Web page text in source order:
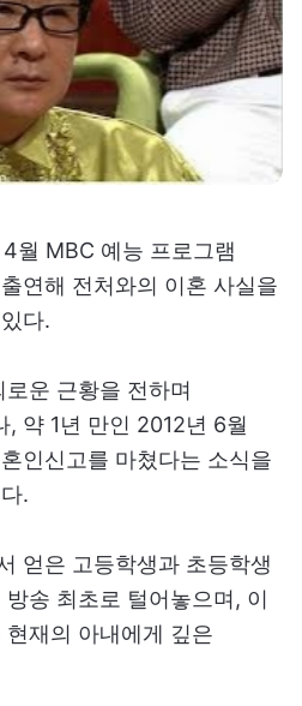
월 MBC 예능 프로그램
연해 전처와의 이혼 사실을
다.
운 근황을 전하며
, 약 1년 만인 2012년 6월
인신고를 마쳤다는 소식을
.
얻은 고등학생과 초등학생
송 최초로 털어놓으며, 이
재의 아내에게 깊은